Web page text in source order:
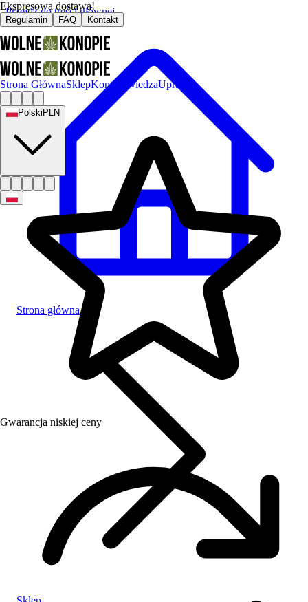
Przejdź do treści głównej
Ekspresowa dostawa!
Regulamin FAQ Kontakt
Strona GłównaSklepKontakt WiedzaUprawa
Polski PLN
Gwarancja niskiej ceny
Strona główna